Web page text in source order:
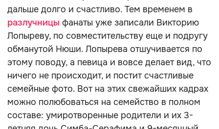
дальше долго и счастливо. Тем временем в
разлучницы фанаты уже записали Викторию
Лопыреву, по совместительству еще и подругу
обманутой Нюши. Лопырева отшучивается по
этому поводу, а певица и вовсе делает вид, что
ничего не происходит, и постит счастливые
семейные фото. Вот на этих свежайших кадрах
можно полюбоваться на семейство в полном
составе: умиротворенные родители и их 3-